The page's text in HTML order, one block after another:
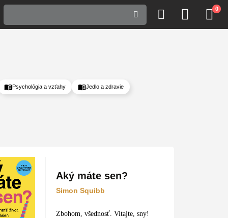
0
Psychológia a vzťahy Jedlo a zdravie
Aký máte sen?
Simon Squibb
Zbohom, všednosť. Vitajte, sny!